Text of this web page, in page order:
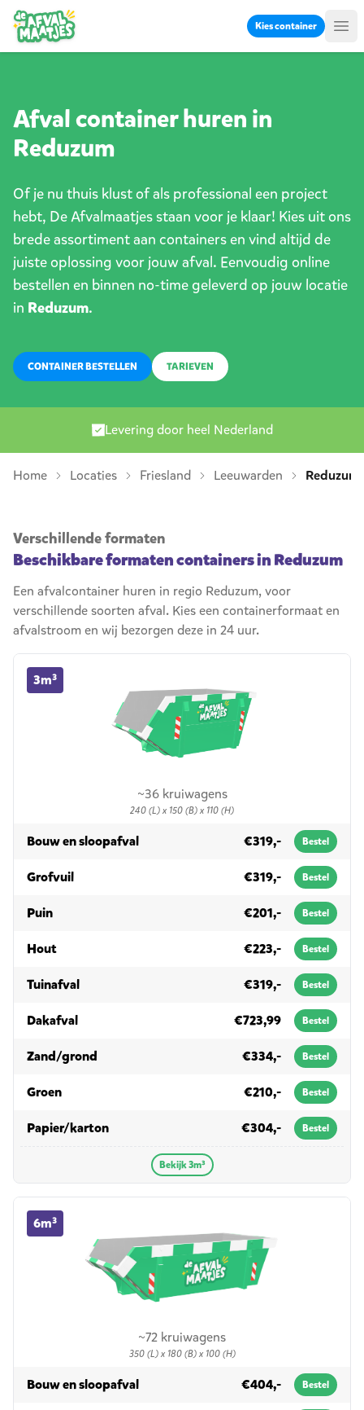
Kies container
Afval container huren in
Reduzum
Of je nu thuis klust of als professional een project
hebt, De Afvalmaatjes staan voor je klaar! Kies uit ons
brede assortiment aan containers en vind altijd de
juiste oplossing voor jouw afval. Eenvoudig online
bestellen en binnen no-time geleverd op jouw locatie
in Reduzum.
CONTAINER BESTELLEN TARIEVEN
Levering door heel Nederland
Home Locaties Friesland Leeuwarden Reduzum
Verschillende formaten
Beschikbare formaten containers in Reduzum
Een afvalcontainer huren in regio Reduzum, voor
verschillende soorten afval. Kies een containerformaat en
afvalstroom en wij bezorgen deze in 24 uur.
~36 kruiwagens
240 (L) x 150 (B) x 110 (H)
3m³
3m³ container huren
Bouw en sloopafvalin 3m³ €319,- Bestel
Grofvuilin 3m³ €319,- Bestel
Puinin 3m³ €201,- Bestel
Houtin 3m³ €223,- Bestel
Tuinafvalin 3m³ €319,- Bestel
Dakafvalin 3m³ €723,99 Bestel
Zand/grond €334,- Bestel
Groenin 3m³ €210,- Bestel
Papier/kartonin 3m³ €304,- Bestel
Bekijk 3m³
~72 kruiwagens
350 (L) x 180 (B) x 100 (H)
6m³
6m³ container huren
Bouw en sloopafvalin 6m³ €404,- Bestel